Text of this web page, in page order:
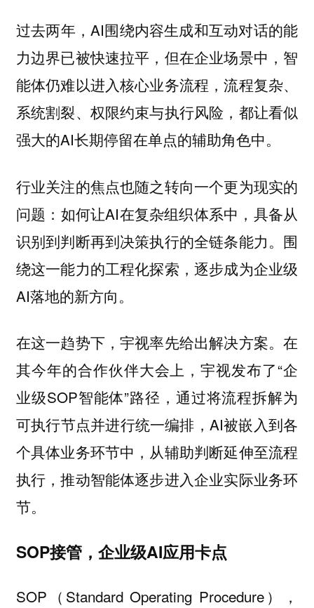
过去两年，AI围绕内容生成和互动对话的能
力边界已被快速拉平，但在企业场景中，智
能体仍难以进入核心业务流程，流程复杂、
系统割裂、权限约束与执行风险，都让看似
强大的AI长期停留在单点的辅助角色中。
行业关注的焦点也随之转向一个更为现实的
问题：如何让AI在复杂组织体系中，具备从
识别到判断再到决策执行的全链条能力。围
绕这一能力的工程化探索，逐步成为企业级
AI落地的新方向。
在这一趋势下，宇视率先给出解决方案。在
其今年的合作伙伴大会上，宇视发布了“企
业级SOP智能体”路径，通过将流程拆解为
可执行节点并进行统一编排，AI被嵌入到各
个具体业务环节中，从辅助判断延伸至流程
执行，推动智能体逐步进入企业实际业务环
节。
SOP接管，企业级AI应用卡点
SOP（Standard Operating Procedure），